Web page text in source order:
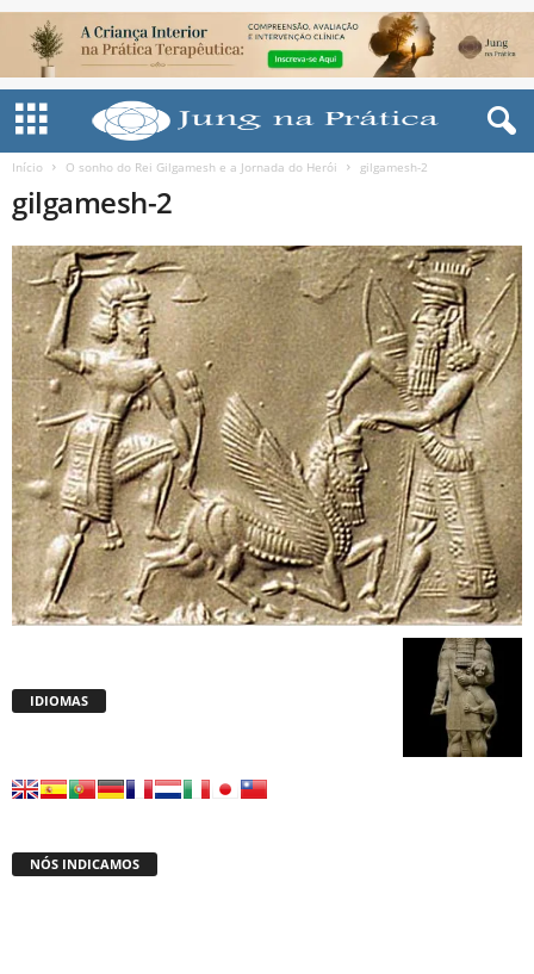
Início O sonho do Rei Gilgamesh e a Jornada do Herói gilgamesh-2
gilgamesh-2
IDIOMAS
NÓS INDICAMOS